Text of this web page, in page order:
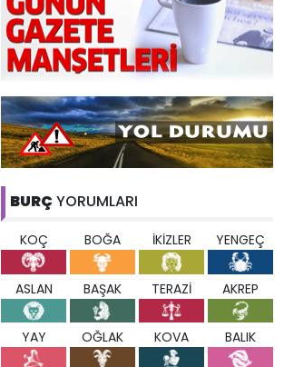
BURÇ YORUMLARI
KOÇ BOĞA İKİZLER YENGEÇ
ASLAN BAŞAK TERAZİ AKREP
YAY OĞLAK KOVA BALIK